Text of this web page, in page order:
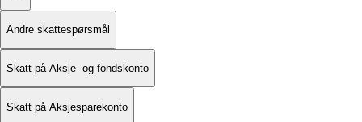
Andre skattespørsmål
Skatt på Aksje- og fondskonto
Skatt på Aksjesparekonto